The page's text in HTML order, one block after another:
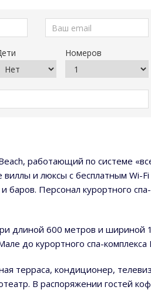
Номеров
работающий по системе
и люксы с бесплатным Wi-
баров. Персонал курортного
длиной 600 метров и шириной
до курортного спа-комплекса
терраса, кондиционер,
В распоряжении гостей